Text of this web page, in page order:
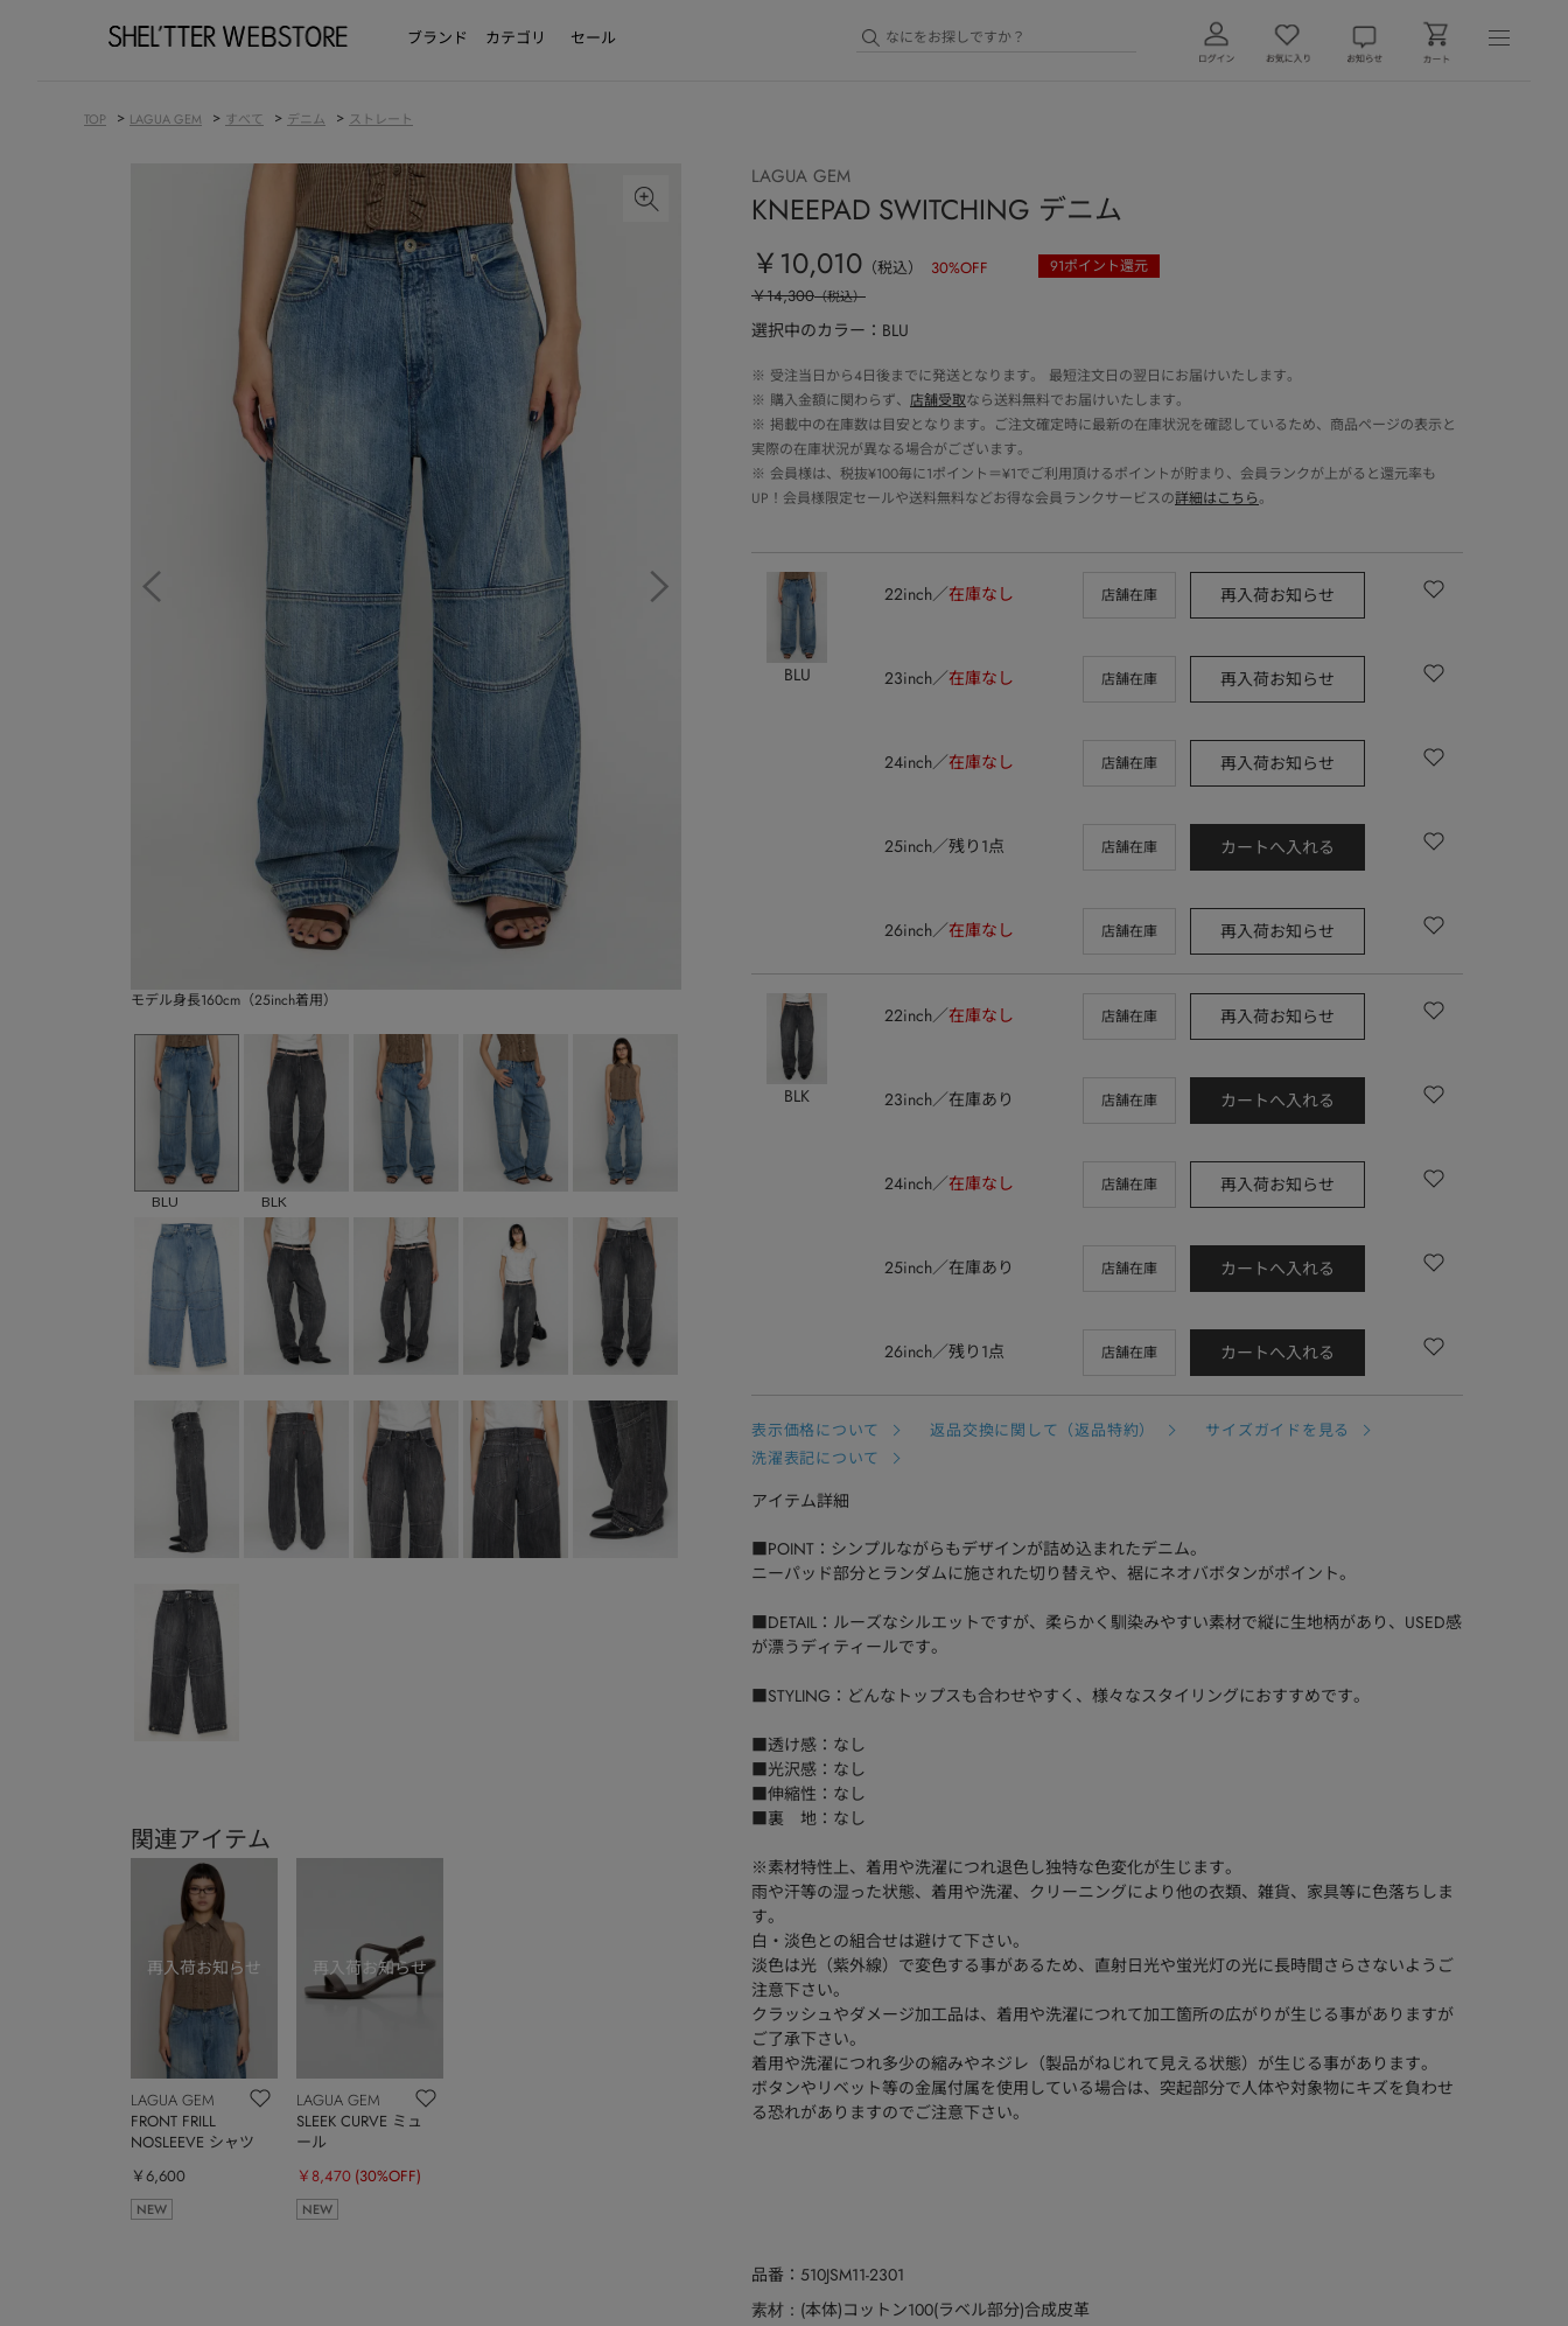
ブランド カテゴリ セール
TOP > LAGUA GEM > すべて > デニム > ストレート
モデル身長160cm（25inch着用）
BLU BLK
関連アイテム
LAGUA GEM
FRONT FRILL
NOSLEEVE シャツ
￥6,600
NEW
LAGUA GEM
SLEEK CURVE ミュ
ール
￥8,470 (30%OFF)
NEW
LAGUA GEM
KNEEPAD SWITCHING デニム
￥10,010 （税込） 30%OFF 91ポイント還元
￥14,300（税込）
選択中のカラー：BLU
※ 受注当日から4日後までに発送となります。 最短注文日の翌日にお届けいたします。
※ 購入金額に関わらず、 店舗受取なら送料無料でお届けいたします。
※ 掲載中の在庫数は目安となります。ご注文確定時に最新の在庫状況を確認しているため、商品ページの表示と
実際の在庫状況が異なる場合がございます。
※ 会員様は、税抜¥100毎に1ポイント＝¥1でご利用頂けるポイントが貯まり、会員ランクが上がると還元率も
UP！会員様限定セールや送料無料などお得な会員ランクサービスの詳細はこちら。
BLU
22inch 在庫なし 店舗在庫 再入荷お知らせ
23inch 在庫なし 店舗在庫 再入荷お知らせ
24inch 在庫なし 店舗在庫 再入荷お知らせ
25inch 残り1点 店舗在庫 カートへ入れる
26inch 在庫なし 店舗在庫 再入荷お知らせ
BLK
22inch 在庫なし 店舗在庫 再入荷お知らせ
23inch 在庫あり 店舗在庫 カートへ入れる
24inch 在庫なし 店舗在庫 再入荷お知らせ
25inch 在庫あり 店舗在庫 カートへ入れる
26inch 残り1点 店舗在庫 カートへ入れる
表示価格について 返品交換に関して（返品特約）
サイズガイドを見る
洗濯表記について
アイテム詳細
■POINT：シンプルながらもデザインが詰め込まれたデニム。
ニーパッド部分とランダムに施された切り替えや、裾にネオバボタンがポイント。
■DETAIL：ルーズなシルエットですが、柔らかく馴染みやすい素材で縦に生地柄があり、USED感
が漂うディティールです。
■STYLING：どんなトップスも合わせやすく、様々なスタイリングにおすすめです。
■透け感：なし
■光沢感：なし
■伸縮性：なし
■裏 地：なし
※素材特性上、着用や洗濯につれ退色し独特な色変化が生じます。
雨や汗等の湿った状態、着用や洗濯、クリーニングにより他の衣類、雑貨、家具等に色落ちしま
す。
白・淡色との組合せは避けて下さい。
淡色は光（紫外線）で変色する事があるため、直射日光や蛍光灯の光に長時間さらさないようご
注意下さい。
クラッシュやダメージ加工品は、着用や洗濯につれて加工箇所の広がりが生じる事がありますが
ご了承下さい。
着用や洗濯につれ多少の縮みやネジレ（製品がねじれて見える状態）が生じる事があります。
ボタンやリベット等の金属付属を使用している場合は、突起部分で人体や対象物にキズを負わせ
る恐れがありますのでご注意下さい。
品番 510JSM11-2301
素材
(本体)コットン100(ラベル部分)合成皮革